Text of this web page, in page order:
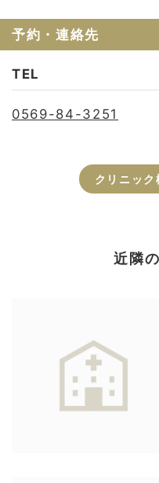
予約・連絡先
TEL
0569-84-3251
クリニック
近隣